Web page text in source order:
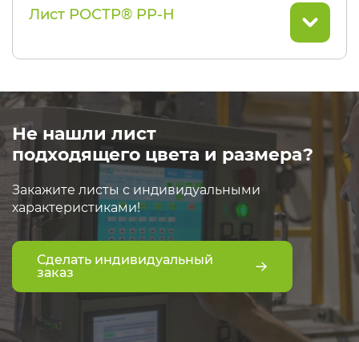
Лист РОСТР® PP-H
Не нашли лист
подходящего цвета и размера?
Закажите листы с индивидуальными
характеристиками!
Сделать индивидуальный
заказ